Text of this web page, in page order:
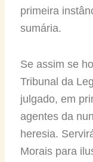
primeira
sumária.
Se assim se
Tribunal da
julgado, em
agentes da
heresia.
Morais para